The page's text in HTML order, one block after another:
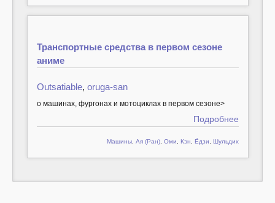
Транспортные средства в первом сезоне
аниме
Outsatiable, oruga-san
о машинах, фургонах и мотоциклах в первом сезоне>
Подробнее
Машины, Ая (Ран), Оми Кэн Ёдзи Шульдих